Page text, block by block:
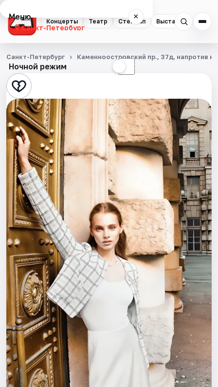
Концерты Театр Стендап Выставки
Меню ×
Санкт-Петербург
Концерты
Театр
Стендап
Выставки
Квесты
Экскурсии
Спорт
События
Города
Площадки
Артисты
Рейтинги
Ночной режим ☾
Санкт-Петербург Каменноостровский пр., 37д, напротив